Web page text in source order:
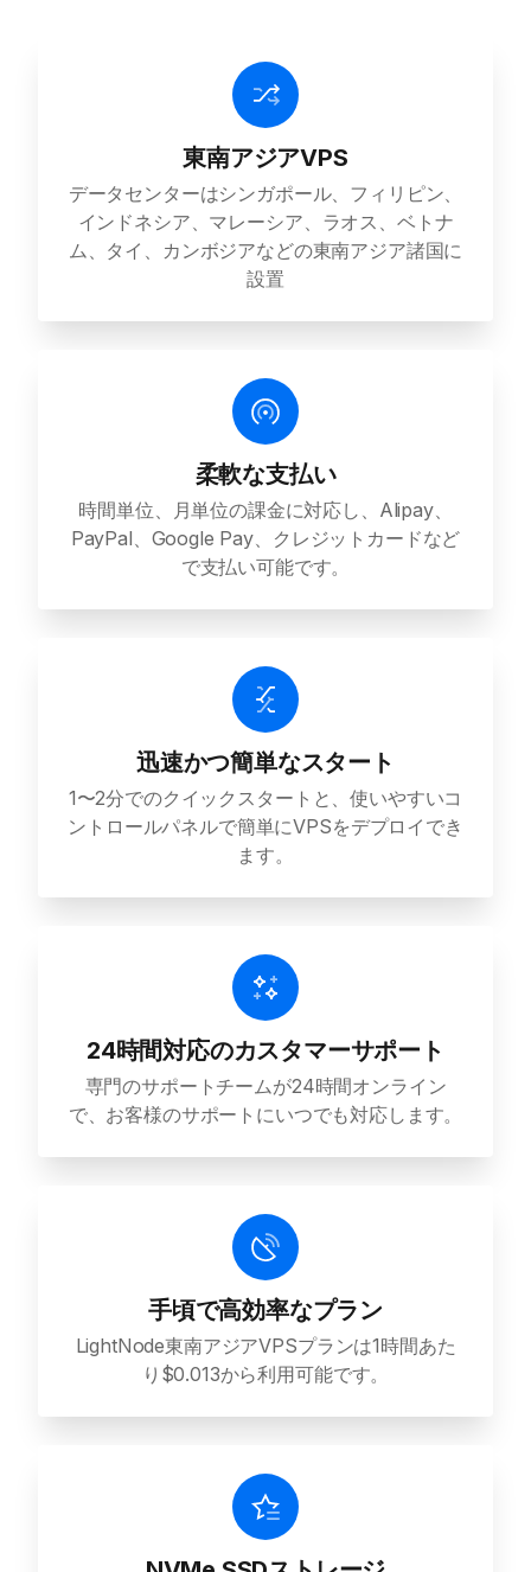
東南アジアVPS
データセンターはシンガポール、フィリピン、
インドネシア、マレーシア、ラオス、ベトナ
ム、タイ、カンボジアなどの東南アジア諸国に
設置
柔軟な支払い
時間単位、月単位の課金に対応し、Alipay、
PayPal、Google Pay、クレジットカードなど
で支払い可能です。
迅速かつ簡単なスタート
1〜2分でのクイックスタートと、使いやすいコ
ントロールパネルで簡単にVPSをデプロイでき
ます。
24時間対応のカスタマーサポート
専門のサポートチームが24時間オンライン
で、お客様のサポートにいつでも対応します。
手頃で高効率なプラン
LightNode東南アジアVPSプランは1時間あた
り$0.013から利用可能です。